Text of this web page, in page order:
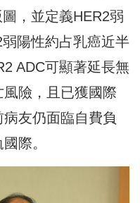
，並定義HER2弱
陽性約占乳癌近半
ADC可顯著延長無
險，且已獲國際
友仍面臨自費負
際。